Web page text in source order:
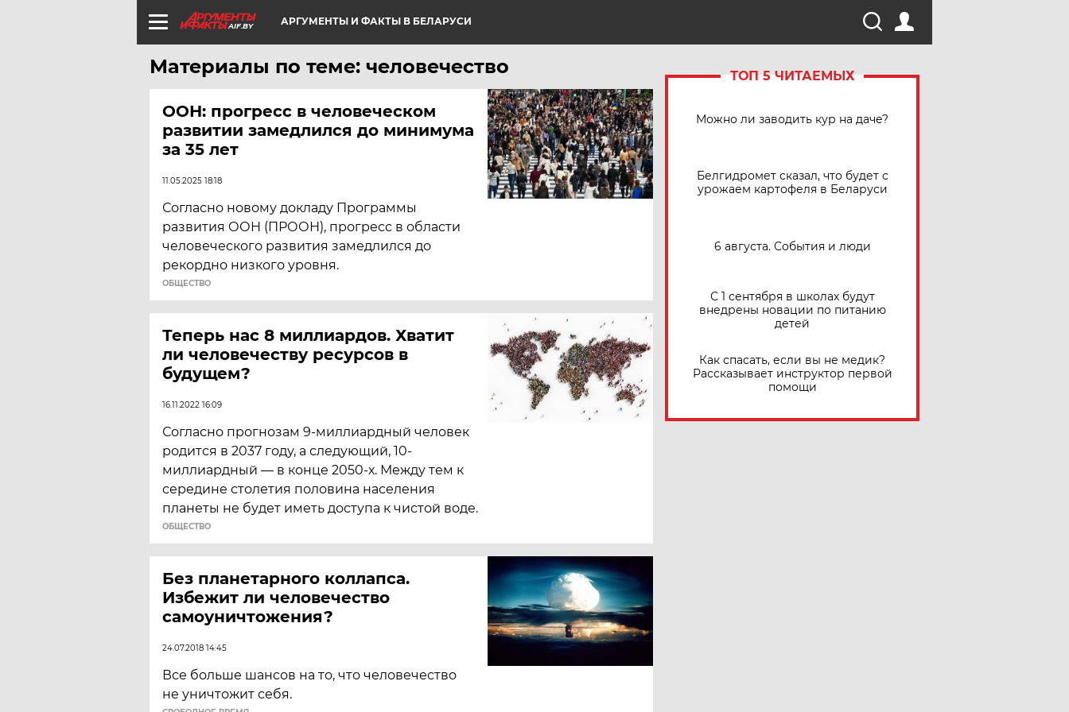
AIF.BY АРГУМЕНТЫ И ФАКТЫ В БЕЛАРУСИ
Материалы по теме: человечество
ООН: прогресс в человеческом
развитии замедлился до минимума
за 35 лет
11.05.2025 18:18
Согласно новому докладу Программы
развития ООН (ПРООН), прогресс в области
человеческого развития замедлился до
рекордно низкого уровня.
ОБЩЕСТВО
Теперь нас 8 миллиардов. Хватит
ли человечеству ресурсов в
будущем?
16.11.2022 16:09
Согласно прогнозам 9-миллиардный человек
родится в 2037 году, а следующий, 10-
миллиардный — в конце 2050-х. Между тем к
середине столетия половина населения
планеты не будет иметь доступа к чистой воде.
ОБЩЕСТВО
Без планетарного коллапса.
Избежит ли человечество
самоуничтожения?
24.07.2018 14:45
Все больше шансов на то, что человечество
не уничтожит себя.
ТОП 5 ЧИТАЕМЫХ
Можно ли заводить кур на даче?
Белгидромет сказал, что будет с
урожаем картофеля в Беларуси
6 августа. События и люди
С 1 сентября в школах будут
внедрены новации по питанию
детей
Как спасать, если вы не медик?
Рассказывает инструктор первой
помощи